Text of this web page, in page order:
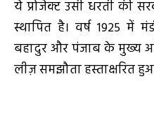
ये प्रोजेक्ट उसी धरती की
स्थापित है। वर्ष 1925 में
बहादुर और पंजाब के मुख्य
लीज़ समझौता हस्ताक्षरित